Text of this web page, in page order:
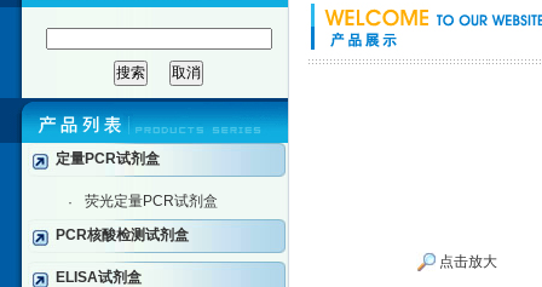
定量PCR试剂盒
·
荧光定量PCR试剂盒
PCR核酸检测试剂盒
ELISA试剂盒
点击放大